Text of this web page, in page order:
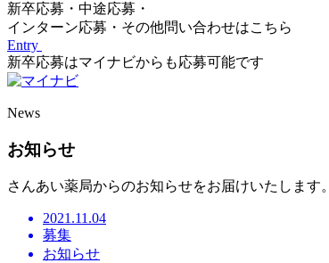
新卒応募・中途応募・
インターン応募・その他問い合わせはこちら
Entry
新卒応募はマイナビからも応募可能です
News
お知らせ
さんあい薬局からのお知らせをお届けいたします。
2021.11.04
募集
お知らせ